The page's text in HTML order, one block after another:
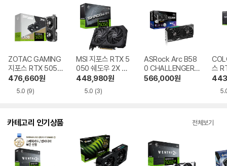
ZOTAC GAMING
지포스 RTX 5050
Twin Edge D6 8
476,660원
5.0 (9)
MSI 지포스 RTX 5
050 쉐도우 2X OC
D6 8GB
448,980원
5.0 (3)
ASRock Arc B58
0 CHALLENGER
OC D6 12GB
566,000원
스
tle
카테고리 인기상품 전체보기